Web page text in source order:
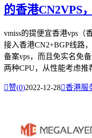
的香港CN2VPS
vmiss的提便宜香港vps（
接入香港CN2+BGP线路
备案vps，而且免实名免
两种CPU，从性能考虑推
赞(0)2022-12-28香港服